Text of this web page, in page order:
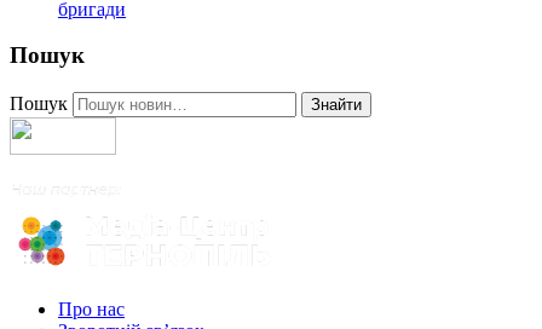
бригади
Пошук
Пошук Знайти
Про нас